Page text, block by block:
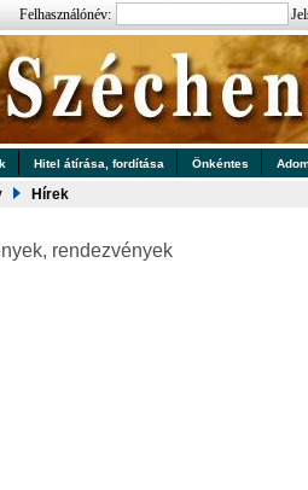
Felhasználónév:
Hitel átírása, fordítása Önkéntes
Hírek
rendezvények